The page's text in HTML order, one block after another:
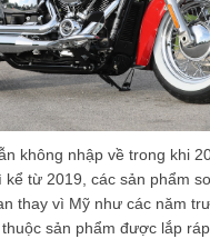
không nhập về trong khi
từ 2019, các sản phẩm
thay vì Mỹ như các năm
sản phẩm được lắp